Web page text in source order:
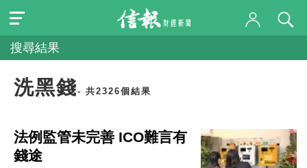
搜尋結果
洗黑錢- 共2326個結果
法例監管未完善 ICO難言有
錢途